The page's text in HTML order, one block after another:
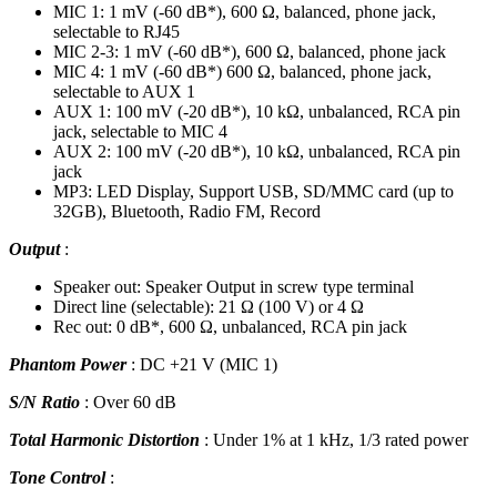
MIC 1: 1 mV (-60 dB*), 600 Ω, balanced, phone jack,
selectable to RJ45
MIC 2-3: 1 mV (-60 dB*), 600 Ω, balanced, phone jack
MIC 4: 1 mV (-60 dB*) 600 Ω, balanced, phone jack,
selectable to AUX 1
AUX 1: 100 mV (-20 dB*), 10 kΩ, unbalanced, RCA pin
jack, selectable to MIC 4
AUX 2: 100 mV (-20 dB*), 10 kΩ, unbalanced, RCA pin
jack
MP3: LED Display, Support USB, SD/MMC card (up to
32GB), Bluetooth, Radio FM, Record
Output:
Speaker out: Speaker Output in screw type terminal
Direct line (selectable): 21 Ω (100 V) or 4 Ω
Rec out: 0 dB*, 600 Ω, unbalanced, RCA pin jack
Phantom Power: DC +21 V (MIC 1)
S/N Ratio : Over 60 dB
Total Harmonic Distortion : Under 1% at 1 kHz, 1/3 rated power
Tone Control: